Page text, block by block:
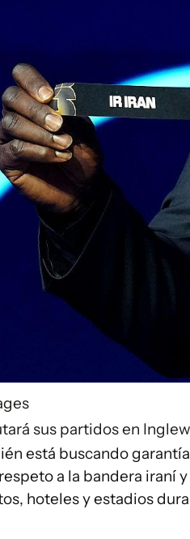
sus partidos en
está buscando
a la bandera iraní
hoteles y estadios